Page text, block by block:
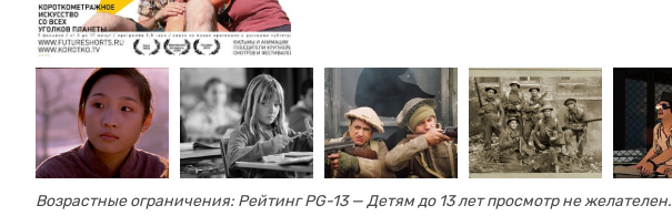
Возрастные ограничения: Рейтинг PG-13 — Детям до 13 лет просмотр не желателен.